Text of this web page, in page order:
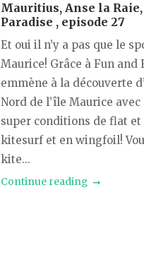
Mauritius, Anse la
Paradise , episode 27
Et oui il n’y a pas que le
Maurice! Grâce à Fun and
emmène à la découverte
Nord de l’île Maurice
super conditions de flat et
kitesurf et en wingfoil!
kite...
Continue reading